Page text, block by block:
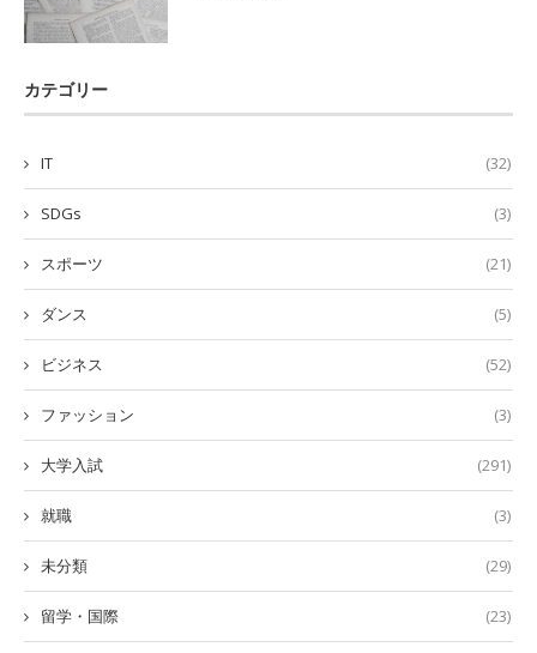
カテゴリー
IT (32)
SDGs (3)
スポーツ (21)
ダンス (5)
ビジネス (52)
ファッション (3)
大学入試 (291)
就職 (3)
未分類 (29)
留学・国際 (23)